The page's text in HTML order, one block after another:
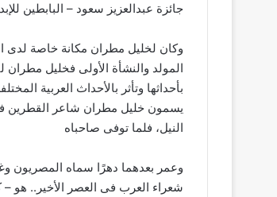
جائزة عبدالعزيز سعود – البابطين
وكان لخليل مطران مكانة خاصة لدى
المولد والنشأة الأولى فخليل مطران
بأحداثها وتأثر بالأحداث العربية
يسمون خليل مطران شاعر القطرين
النيل، فلما توفى صاحباه
وعمر بعدهما دهرًا سماه المصريون
شعراء العرب فى العصر الأخير.. هو